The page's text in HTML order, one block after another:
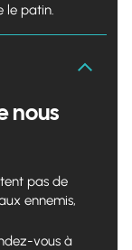
le patin.
nous
pas de
ennemis,
vous à